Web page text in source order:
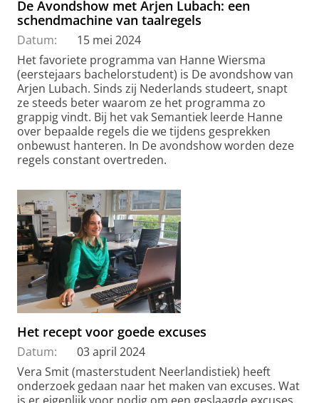
De Avondshow met Arjen Lubach: een
schendmachine van taalregels
Datum:
15 mei 2024
Het favoriete programma van Hanne Wiersma
(eerstejaars bachelorstudent) is De avondshow van
Arjen Lubach. Sinds zij Nederlands studeert, snapt
ze steeds beter waarom ze het programma zo
grappig vindt. Bij het vak Semantiek leerde Hanne
over bepaalde regels die we tijdens gesprekken
onbewust hanteren. In De avondshow worden deze
regels constant overtreden.
Het recept voor goede excuses
Datum:
03 april 2024
Vera Smit (masterstudent Neerlandistiek) heeft
onderzoek gedaan naar het maken van excuses. Wat
is er eigenlijk voor nodig om een geslaagde excuses